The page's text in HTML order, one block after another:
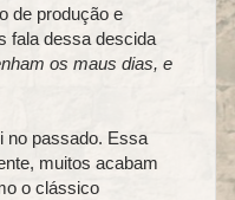
de produção e
fala dessa descida
os maus dias, e
no passado. Essa
muitos acabam
o clássico